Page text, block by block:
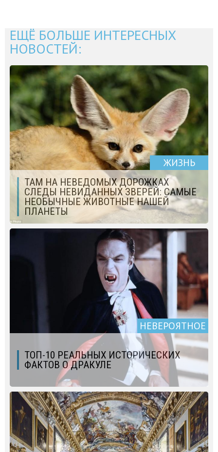
ЕЩЁ БОЛЬШЕ ИНТЕРЕСНЫХ
НОВОСТЕЙ:
ЖИЗНЬ
ТАМ НА НЕВЕДОМЫХ ДОРОЖКАХ
СЛЕДЫ НЕВИДАННЫХ ЗВЕРЕЙ: САМЫЕ
НЕОБЫЧНЫЕ ЖИВОТНЫЕ НАШЕЙ
ПЛАНЕТЫ
НЕВЕРОЯТНОЕ
ТОП-10 РЕАЛЬНЫХ ИСТОРИЧЕСКИХ
ФАКТОВ О ДРАКУЛЕ